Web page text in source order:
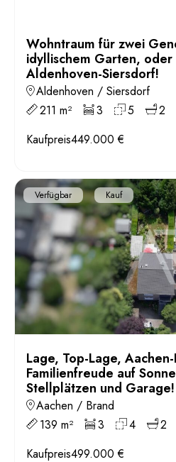
Wohntraum für zwei
idyllischem Garten,
Aldenhoven-Siersdorf!
Aldenhoven / Siersdorf
211 m²
3 5 2
Kaufpreis449.000 €
Verfügbar Kauf
Lage, Top-Lage,
Familienfreude auf
Stellplätzen und Garage!
Aachen / Brand
139 m²
3 4 2
Kaufpreis499.000 €